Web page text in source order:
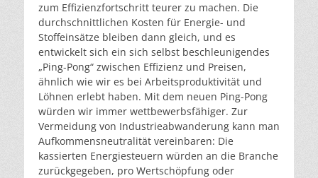
zum Effizienzfortschritt teurer zu machen. Die
durchschnittlichen Kosten für Energie- und
Stoffeinsätze bleiben dann gleich, und es
entwickelt sich ein sich selbst beschleunigendes
„Ping-Pong“ zwischen Effizienz und Preisen,
ähnlich wie wir es bei Arbeitsproduktivität und
Löhnen erlebt haben. Mit dem neuen Ping-Pong
würden wir immer wettbewerbsfähiger. Zur
Vermeidung von Industrieabwanderung kann man
Aufkommensneutralität vereinbaren: Die
kassierten Energiesteuern würden an die Branche
zurückgegeben, pro Wertschöpfung oder